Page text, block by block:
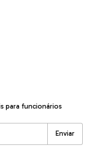
para funcionários